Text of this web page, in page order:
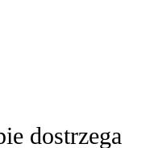
dostrzega